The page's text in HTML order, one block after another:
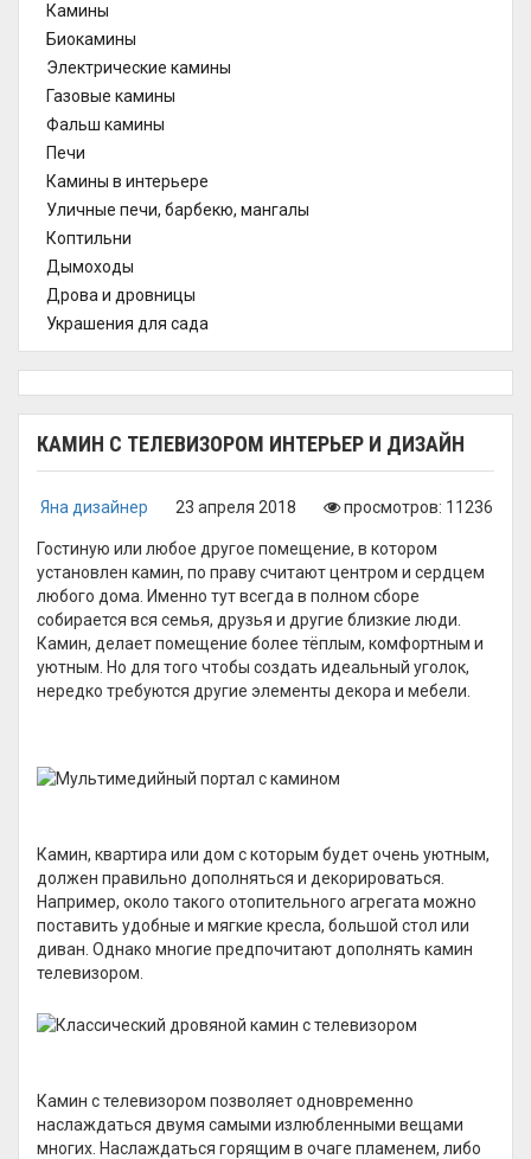
Камины
Биокамины
Электрические камины
Газовые камины
Фальш камины
Печи
Камины в интерьере
Уличные печи, барбекю, мангалы
Коптильни
Дымоходы
Дрова и дровницы
Украшения для сада
КАМИН С ТЕЛЕВИЗОРОМ ИНТЕРЬЕР И ДИЗАЙН
Яна дизайнер 23 апреля 2018 просмотров: 11236
Гостиную или любое другое помещение, в котором
установлен камин, по праву считают центром и сердцем
любого дома. Именно тут всегда в полном сборе
собирается вся семья, друзья и другие близкие люди.
Камин, делает помещение более тёплым, комфортным и
уютным. Но для того чтобы создать идеальный уголок,
нередко требуются другие элементы декора и мебели.
Камин, квартира или дом с которым будет очень уютным,
должен правильно дополняться и декорироваться.
Например, около такого отопительного агрегата можно
поставить удобные и мягкие кресла, большой стол или
диван. Однако многие предпочитают дополнять камин
телевизором.
Камин с телевизором позволяет одновременно
наслаждаться двумя самыми излюбленными вещами
многих. Наслаждаться горящим в очаге пламенем, либо